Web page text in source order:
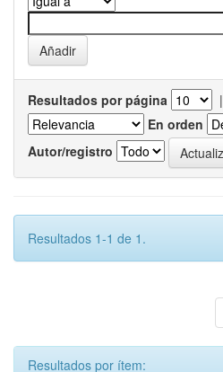
Resultados por página |
En orden
Autor/registro
Resultados 1-1 de 1.
Resultados por ítem: